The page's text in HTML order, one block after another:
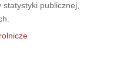
publicznej,